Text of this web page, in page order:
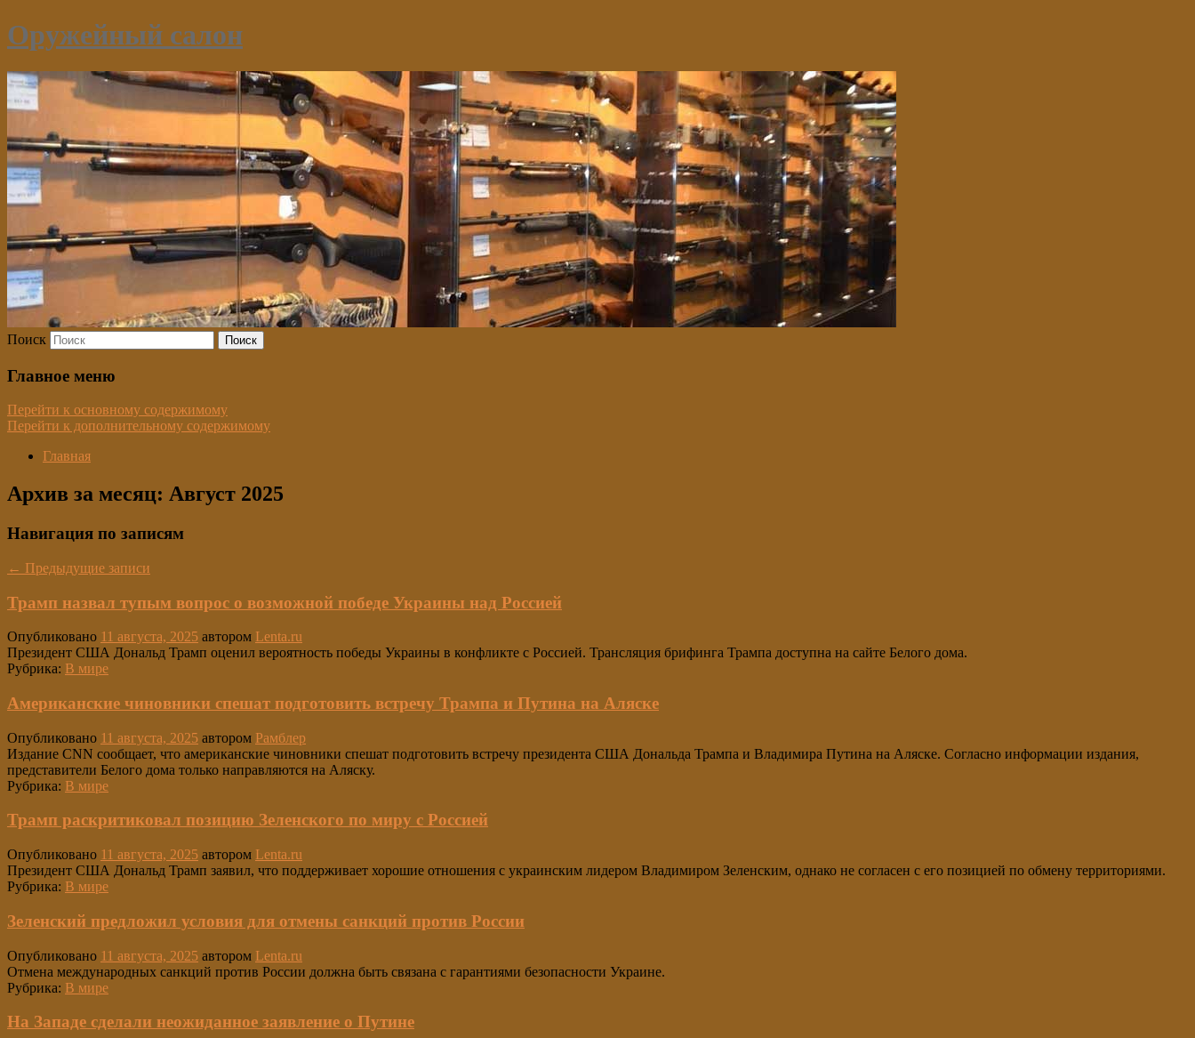
Оружейный салон
Поиск
Главное меню
Перейти к основному содержимому
Перейти к дополнительному содержимому
Главная
Архив за месяц: Август 2025
Навигация по записям
← Предыдущие записи
Трамп назвал тупым вопрос о возможной победе Украины над Россией
Опубликовано 11 августа, 2025 автором Lenta.ru
Президент США Дональд Трамп оценил вероятность победы Украины в конфликте с Россией. Трансляция брифинга Трампа доступна на сайте Белого дома.
Рубрика: В мире
Американские чиновники спешат подготовить встречу Трампа и Путина на Аляске
Опубликовано 11 августа, 2025 автором Рамблер
Издание CNN сообщает, что американские чиновники спешат подготовить встречу президента США Дональда Трампа и Владимира Путина на Аляске. Согласно информации издания,
представители Белого дома только направляются на Аляску.
Рубрика: В мире
Трамп раскритиковал позицию Зеленского по миру с Россией
Опубликовано 11 августа, 2025 автором Lenta.ru
Президент США Дональд Трамп заявил, что поддерживает хорошие отношения с украинским лидером Владимиром Зеленским, однако не согласен с его позицией по обмену территориями.
Рубрика: В мире
Зеленский предложил условия для отмены санкций против России
Опубликовано 11 августа, 2025 автором Lenta.ru
Отмена международных санкций против России должна быть связана с гарантиями безопасности Украине.
Рубрика: В мире
На Западе сделали неожиданное заявление о Путине